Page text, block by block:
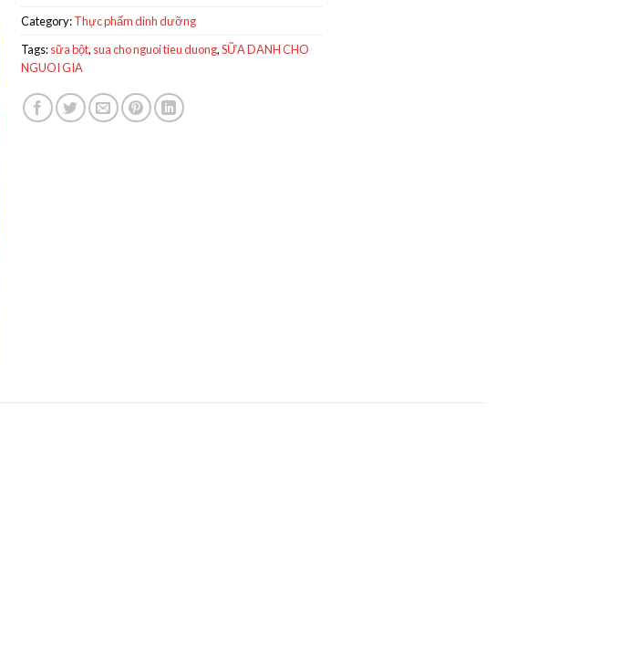
Category:Thực phẩm dinh dưỡng
Tags:sữa bột, sua cho nguoi tieu duong,SỮA DANH CHO
NGUOI GIA